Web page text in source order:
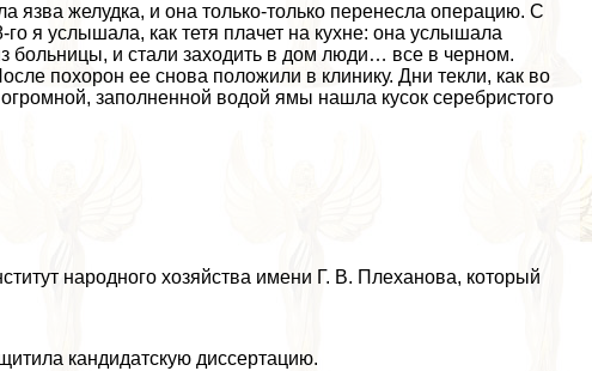
язва желудка, и она только-только перенесла операцию. С
я услышала, как тетя плачет на кухне: она услышала
больницы, и стали заходить в дом люди… все в черном.
похорон ее снова положили в клинику. Дни текли, как во
заполненной водой ямы нашла кусок серебристого
народного хозяйства имени Г. В. Плеханова, который
кандидатскую диссертацию.